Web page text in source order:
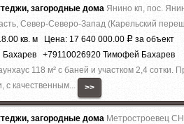
загородные дома Янино кп, пос.
Север-Северо-Запад (Карельский
кв. м Цена: 17 640 000.00 Р за объект
Бахарев +79110026920 Тимофей Бахарев
118 м² с баней и участком 2,4
с качественным...
>>
загородные дома Метростроевец